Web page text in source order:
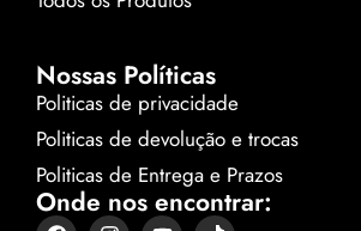
Nossas Políticas
Politicas de privacidade
Politicas de devolução e trocas
Politicas de Entrega e Prazos
Onde nos encontrar: